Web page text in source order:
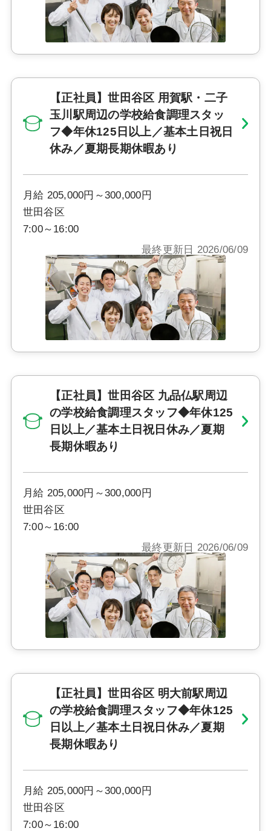
【正社員】世田谷区 用賀駅・二子
玉川駅周辺の学校給食調理スタッ
フ◆年休125日以上／基本土日祝日
休み／夏期長期休暇あり
月給 205,000円～300,000円
世田谷区
7:00～16:00
最終更新日 2026/06/09
【正社員】世田谷区 九品仏駅周辺
の学校給食調理スタッフ◆年休125
日以上／基本土日祝日休み／夏期
長期休暇あり
月給 205,000円～300,000円
世田谷区
7:00～16:00
最終更新日 2026/06/09
【正社員】世田谷区 明大前駅周辺
の学校給食調理スタッフ◆年休125
日以上／基本土日祝日休み／夏期
長期休暇あり
月給 205,000円～300,000円
世田谷区
7:00～16:00